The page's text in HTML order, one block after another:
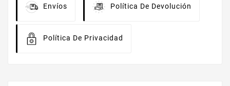
Envíos Política De Devolución
Política De Privacidad